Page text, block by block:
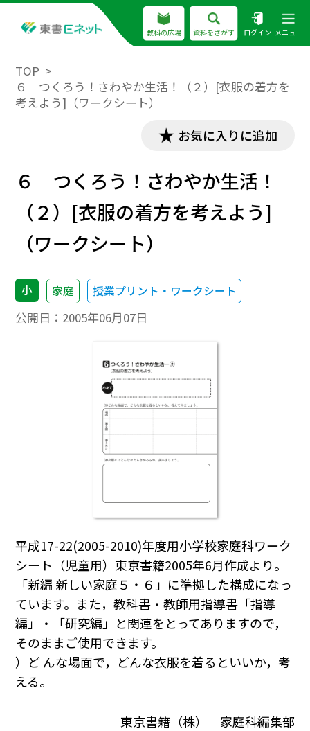
教科の広場 資料をさがす ログイン メニュー
TOP
６ つくろう！さわやか生活！（２）[衣服の着方を
考えよう]（ワークシート）
お気に入りに追加
６ つくろう！さわやか生活！
（２）[衣服の着方を考えよう]
（ワークシート）
小 家庭 授業プリント・ワークシート
公開日： 2005年06月07日
平成17-22(2005-2010)年度用小学校家庭科ワーク
シート（児童用）東京書籍2005年6月作成より。
「新編 新しい家庭５・６」に準拠した構成になっ
ています。また，教科書・教師用指導書「指導
編」・「研究編」と関連をとってありますので，
そのままご使用できます。
）ど んな場面で，どんな衣服を着るといいか，考
える。
東京書籍（株） 家庭科編集部